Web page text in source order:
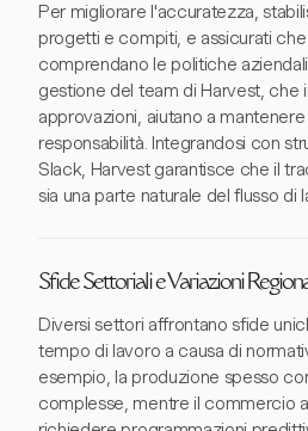
Per migliorare l'accuratezza,
progetti e compiti, e assicurati
comprendano le politiche
gestione del team di Harvest, che
approvazioni, aiutano a
responsabilità. Integrandosi con
Slack, Harvest garantisce che il
sia una parte naturale del flusso di
Sfide Settoriali e Variazioni
Diversi settori affrontano sfide
tempo di lavoro a causa di
esempio, la produzione spesso
complesse, mentre il commercio